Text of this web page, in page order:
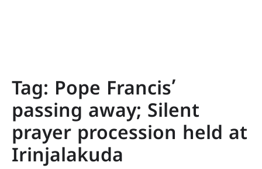
Tag: Pope Francis’
passing away; Silent
prayer procession held at
Irinjalakuda